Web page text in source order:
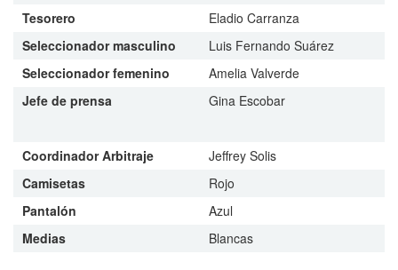
Tesorero
Eladio Carranza
Seleccionador masculino
Luis Fernando Suárez
Seleccionador femenino
Amelia Valverde
Jefe de prensa
Gina Escobar
Coordinador Arbitraje
Jeffrey Solis
Camisetas
Rojo
Pantalón
Azul
Medias
Blancas